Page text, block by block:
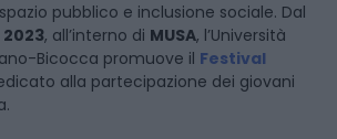
pubblico e inclusione sociale. Dal
2023, all’interno di MUSA, l’Università
Bicocca promuove il Festival
alla partecipazione dei giovani